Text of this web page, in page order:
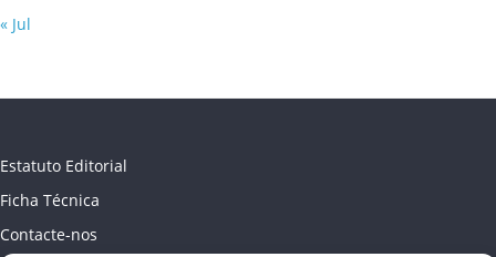
« Jul
Estatuto Editorial
Ficha Técnica
Contacte-nos